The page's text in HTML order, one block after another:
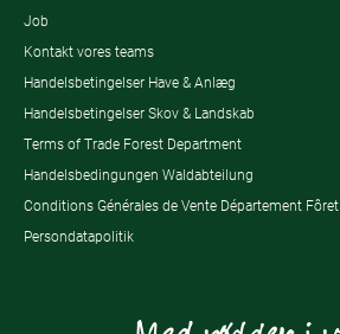
Job
Kontakt vores teams
Handelsbetingelser Have & Anlæg
Handelsbetingelser Skov & Landskab
Terms of Trade Forest Department
Handelsbedingungen Waldabteilung
Conditions Générales de Vente Département Fôret
Persondatapolitik